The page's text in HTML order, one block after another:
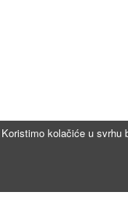
Koristimo kolačiće u svrhu